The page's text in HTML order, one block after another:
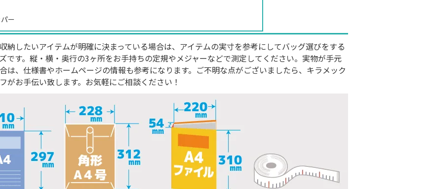
ーに入れたいアイテムの寸法を測る
納したいアイテムが明確に決まっている場合は、アイテムの実寸を参考にしてバッグ選びをする
です。縦・横・奥行の3ヶ所をお手持ちの定規やメジャーなどで測定してください。実物が手元
は、仕様書やホームページの情報も参考になります。ご不明な点がございましたら、キラメック
がお手伝い致します。お気軽にご相談ください！